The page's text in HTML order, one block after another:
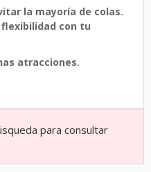
la mayoría de colas.
con tu
atracciones.
para consultar